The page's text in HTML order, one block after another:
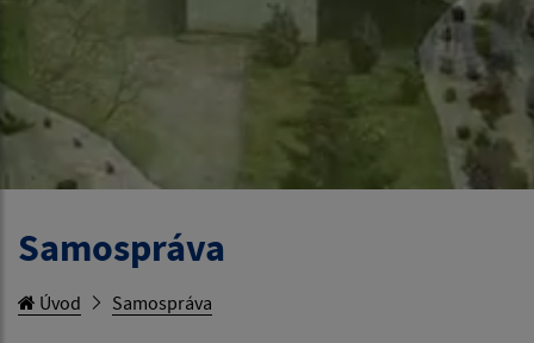
Samospráva
Úvod Samospráva